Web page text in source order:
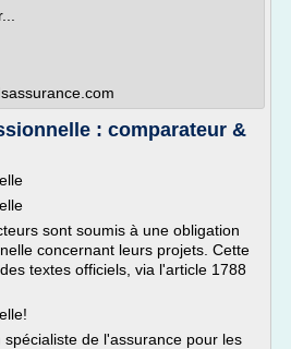
: comparateur &
sont soumis à une obligation
concernant leurs projets. Cette
textes officiels, via l'article 1788
de l'assurance pour les